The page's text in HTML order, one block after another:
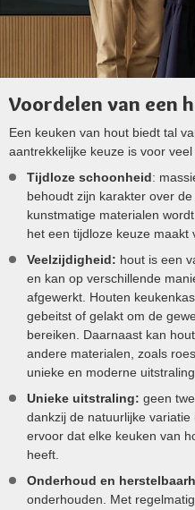
Voordelen van een
Een keuken van hout biedt tal
aantrekkelijke keuze is voor
Tijdloze schoonheid:
behoudt zijn karakter over
kunstmatige materialen
het een tijdloze keuze maakt
Veelzijdigheid: hout is een
en kan op verschillende
afgewerkt. Houten
gebeitst of gelakt om de
bereiken. Daarnaast kan
andere materialen, zoals
unieke en moderne uitstraling.
Unieke uitstraling: geen
dankzij de natuurlijke
ervoor dat elke keuken van
heeft.
Onderhoud en
onderhouden. Met